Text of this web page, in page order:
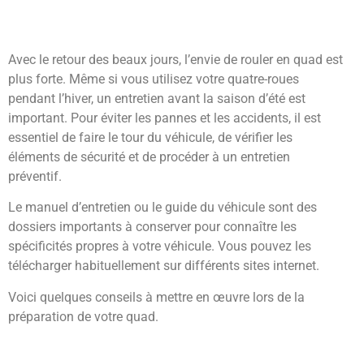
Avec le retour des beaux jours, l’envie de rouler en quad est
plus forte. Même si vous utilisez votre quatre-roues
pendant l’hiver, un entretien avant la saison d’été est
important. Pour éviter les pannes et les accidents, il est
essentiel de faire le tour du véhicule, de vérifier les
éléments de sécurité et de procéder à un entretien
préventif.
Le manuel d’entretien ou le guide du véhicule sont des
dossiers importants à conserver pour connaître les
spécificités propres à votre véhicule. Vous pouvez les
télécharger habituellement sur différents sites internet.
Voici quelques conseils à mettre en œuvre lors de la
préparation de votre quad.